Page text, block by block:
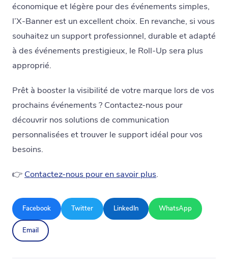
économique et légère pour des événements simples,
l’X-Banner est un excellent choix. En revanche, si vous
souhaitez un support professionnel, durable et adapté
à des événements prestigieux, le Roll-Up sera plus
approprié.
Prêt à booster la visibilité de votre marque lors de vos
prochains événements ? Contactez-nous pour
découvrir nos solutions de communication
personnalisées et trouver le support idéal pour vos
besoins.
👉 Contactez-nous pour en savoir plus.
Facebook Twitter LinkedIn WhatsApp
Email